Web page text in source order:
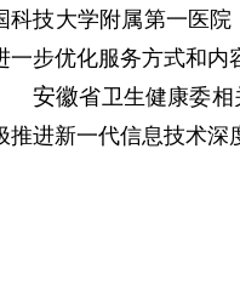
科技大学附属第一医
一步优化服务方式和内
安徽省卫生健康委
推进新一代信息技术深